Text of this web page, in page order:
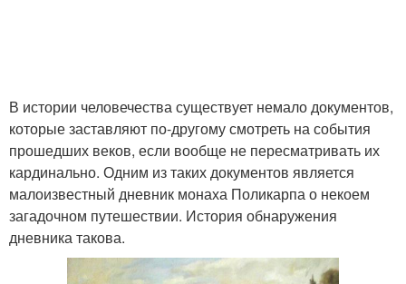
В истории человечества существует немало документов,
которые заставляют по-другому смотреть на события
прошедших веков, если вообще не пересматривать их
кардинально. Одним из таких документов является
малоизвестный дневник монаха Поликарпа о некоем
загадочном путешествии. История обнаружения
дневника такова.